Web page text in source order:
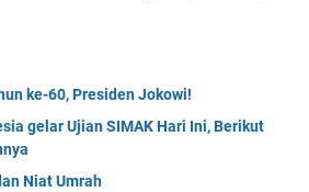
ke-60, Presiden Jokowi!
gelar Ujian SIMAK Hari Ini, Berikut
Niat Umrah